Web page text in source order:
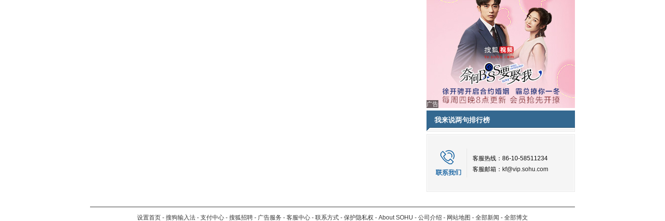
广告
我来说两句排行榜
客服热线：86-10-58511234
客服邮箱： kf@vip.sohu.com
设置首页 - 搜狗输入法 - 支付中心 - 搜狐招聘 - 广告服务 - 客服中心 - 联系方式 - 保护隐私权 - About SOHU - 公司介绍 - 网站地图 - 全部新闻 - 全部博文